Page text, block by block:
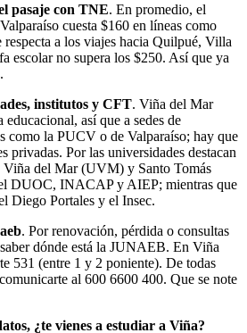
pasaje con TNE. En promedio, el
cuesta $160 en líneas como
a los viajes hacia Quilpué, Villa
escolar no supera los $250. Así que ya
institutos y CFT. Viña del Mar
así que a sedes de
como la PUCV o de Valparaíso; hay que
privadas. Por las universidades destacan
del Mar (UVM) y Santo Tomás
DUOC, INACAP y AIEP; mientras que
Diego Portales y el Insec.
. Por renovación, pérdida o consultas
dónde está la JUNAEB. En Viña
531 (entre 1 y 2 poniente). De todas
al 600 6600 400. Que se note
¿te vienes a estudiar a Viña?